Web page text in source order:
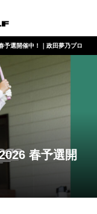
選開催中！｜政田夢乃プロ
春予選開